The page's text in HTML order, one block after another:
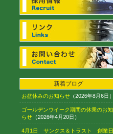
新着ブログ
お盆休みのお知らせ （2026年8月6日）
ゴールデンウイーク期間の休業のお知
らせ （2026年4月20日）
4月1日 サンクス＆トラスト 創業日